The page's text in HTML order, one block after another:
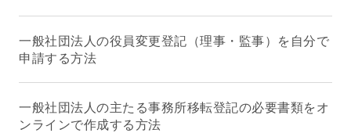
一般社団法人の役員変更登記（理事・監事）を自分で
申請する方法
一般社団法人の主たる事務所移転登記の必要書類をオ
ンラインで作成する方法